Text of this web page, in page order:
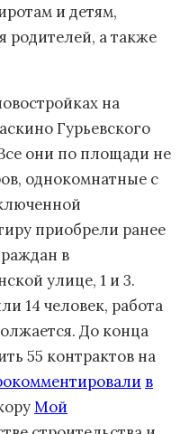
и детям,
родителей, а также
на
Гурьевского
они по площади не
однокомнатные с
приобрели ранее
в
улице, 1 и 3.
14 человек, работа
До конца
55 контрактов на
в
Мой